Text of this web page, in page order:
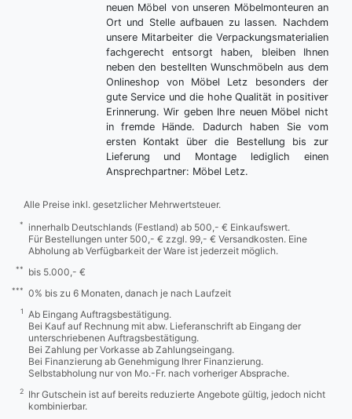
neuen Möbel von unseren Möbelmonteuren an
Ort und Stelle aufbauen zu lassen. Nachdem
unsere Mitarbeiter die Verpackungsmaterialien
fachgerecht entsorgt haben, bleiben Ihnen
neben den bestellten Wunschmöbeln aus dem
Onlineshop von Möbel Letz besonders der
gute Service und die hohe Qualität in positiver
Erinnerung. Wir geben Ihre neuen Möbel nicht
in fremde Hände. Dadurch haben Sie vom
ersten Kontakt über die Bestellung bis zur
Lieferung und Montage lediglich einen
Ansprechpartner: Möbel Letz.
Alle Preise inkl. gesetzlicher Mehrwertsteuer.
*
innerhalb Deutschlands (Festland) ab 500,- € Einkaufswert.
Für Bestellungen unter 500,- € zzgl. 99,- € Versandkosten. Eine
Abholung ab Verfügbarkeit der Ware ist jederzeit möglich.
** bis 5.000,- €
*** 0% bis zu 6 Monaten, danach je nach Laufzeit
1
Ab Eingang Auftragsbestätigung.
Bei Kauf auf Rechnung mit abw. Lieferanschrift ab Eingang der
unterschriebenen Auftragsbestätigung.
Bei Zahlung per Vorkasse ab Zahlungseingang.
Bei Finanzierung ab Genehmigung Ihrer Finanzierung.
Selbstabholung nur von Mo.-Fr. nach vorheriger Absprache.
2
Ihr Gutschein ist auf bereits reduzierte Angebote gültig, jedoch nicht
kombinierbar.